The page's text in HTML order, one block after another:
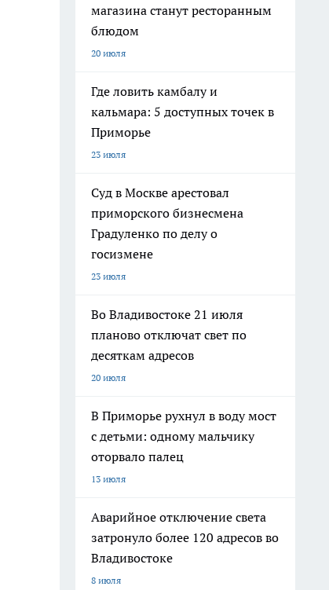
магазина станут ресторанным
блюдом
20 июля
Где ловить камбалу и
кальмара: 5 доступных точек в
Приморье
23 июля
Суд в Москве арестовал
приморского бизнесмена
Градуленко по делу о
госизмене
23 июля
Во Владивостоке 21 июля
планово отключат свет по
десяткам адресов
20 июля
В Приморье рухнул в воду мост
с детьми: одному мальчику
оторвало палец
13 июля
Аварийное отключение света
затронуло более 120 адресов во
Владивостоке
8 июля